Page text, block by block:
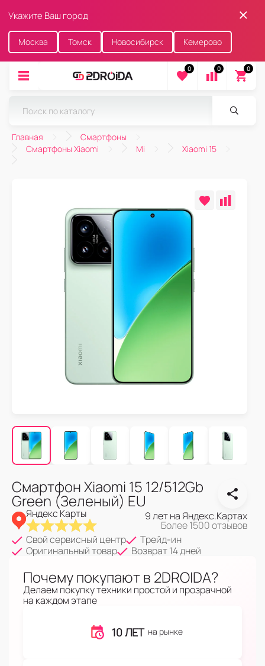
Укажите Ваш город
Москва Томск Новосибирск Кемерово
0 0 0
Главная
Смартфоны
Смартфоны Xiaomi
Mi Xiaomi 15
Смартфон Xiaomi 15 12/512Gb
Green (Зеленый) EU
Яндекс Карты 9 лет на Яндекс.Картах
Более 1500 отзывов
Свой сервисный центр
Трейд-ин
Оригинальный товар
Возврат 14 дней
Почему покупают в 2DROIDA?
Делаем покупку техники простой и прозрачной
на каждом этапе
10 ЛЕТ на рынке